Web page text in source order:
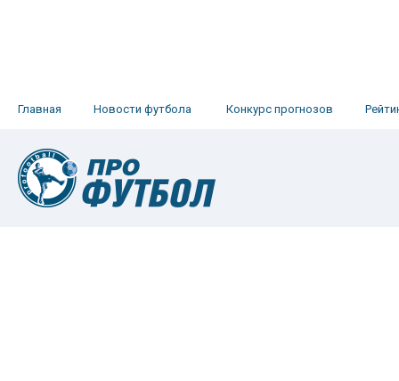
Главная Новости футбола Конкурс прогнозов